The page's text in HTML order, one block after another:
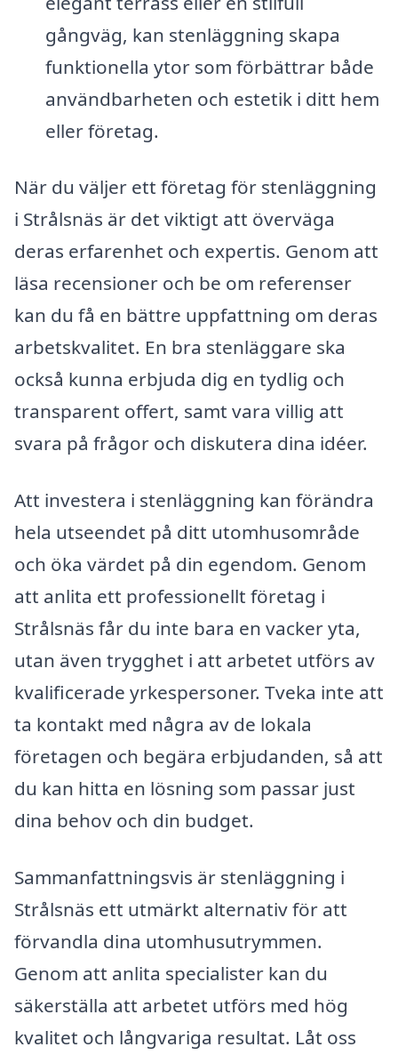
gångväg, kan stenläggning skapa
funktionella ytor som förbättrar både
användbarheten och estetik i ditt hem
eller företag.
När du väljer ett företag för stenläggning
i Strålsnäs är det viktigt att överväga
deras erfarenhet och expertis. Genom att
läsa recensioner och be om referenser
kan du få en bättre uppfattning om deras
arbetskvalitet. En bra stenläggare ska
också kunna erbjuda dig en tydlig och
transparent offert, samt vara villig att
svara på frågor och diskutera dina idéer.
Att investera i stenläggning kan förändra
hela utseendet på ditt utomhusområde
och öka värdet på din egendom. Genom
att anlita ett professionellt företag i
Strålsnäs får du inte bara en vacker yta,
utan även trygghet i att arbetet utförs av
kvalificerade yrkespersoner. Tveka inte att
ta kontakt med några av de lokala
företagen och begära erbjudanden, så att
du kan hitta en lösning som passar just
dina behov och din budget.
Sammanfattningsvis är stenläggning i
Strålsnäs ett utmärkt alternativ för att
förvandla dina utomhusutrymmen.
Genom att anlita specialister kan du
säkerställa att arbetet utförs med hög
kvalitet och långvariga resultat. Låt oss